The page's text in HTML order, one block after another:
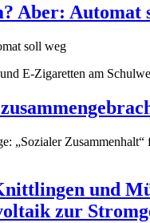
Aber: Automat
E-Zigaretten am
„Sozialer
und
zur